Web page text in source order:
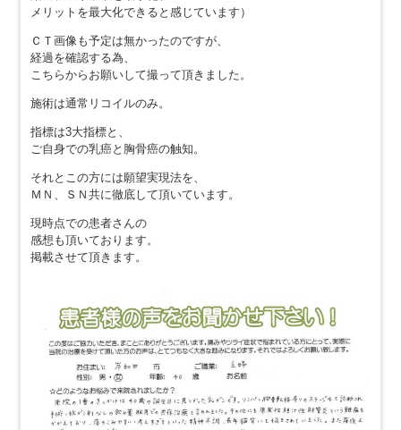
メリットを最大化できると感じています）
ＣＴ画像も予定は無かったのですが、
経過を確認する為、
こちらからお願いして撮って頂きました。
施術は通常リコイルのみ。
指標は3大指標と、
ご自身での乳癌と胸骨癌の触知。
それとこの方には願望実現法を、
ＭＮ、ＳＮ共に徹底して頂いています。
現時点での患者さんの
感想も頂いております。
掲載させて頂きます。